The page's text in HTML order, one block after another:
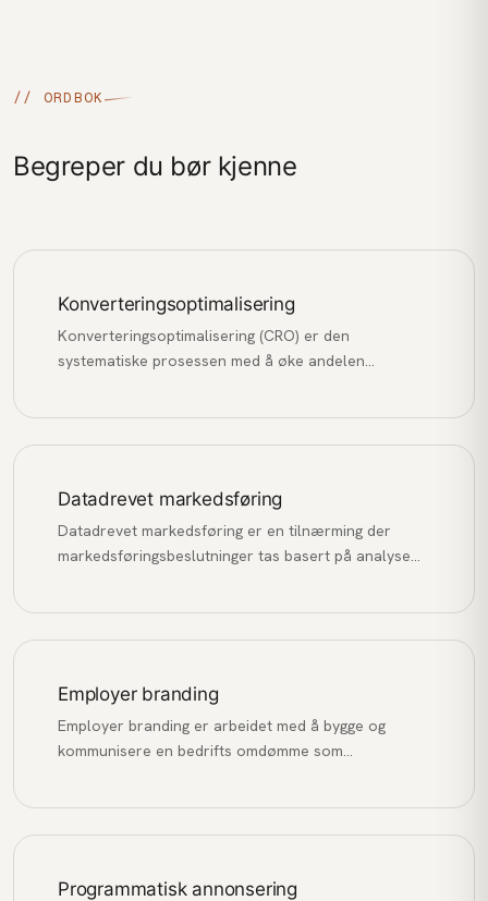
// ORDBOK
Begreper du bør kjenne
Konverteringsoptimalisering
Konverteringsoptimalisering (CRO) er den
systematiske prosessen med å øke andelen
Datadrevet markedsføring
Datadrevet markedsføring er en tilnærming der
markedsføringsbeslutninger tas basert på analyse
Employer branding
Employer branding er arbeidet med å bygge og
kommunisere en bedrifts omdømme som
Programmatisk annonsering